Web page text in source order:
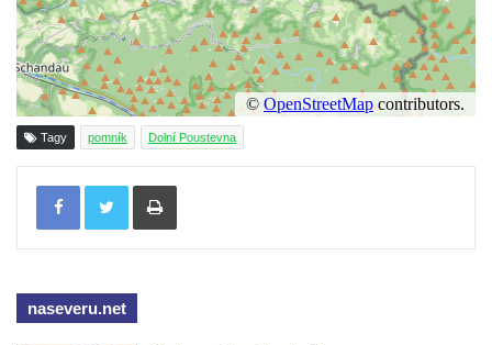
Kenotaf Antonína Krause na hřbitově v
Lužici
Pomník vojákům Rudé armády na hřbitově
v Kozlech
Pamětní deska pochodu smrti v Saupsdorfu
Walthera von der Vogelweide v Duchcově
Pomník obětem válek v Jeníkově
Tagy pomník Dolní Poustevna
Tisknout
naseveru.net